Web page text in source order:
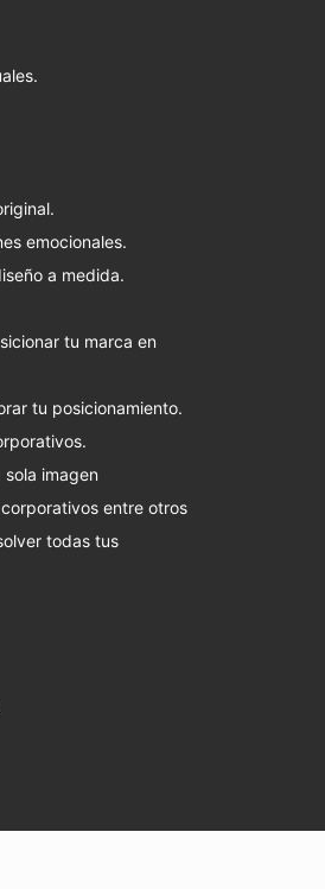
emocionales.
a medida.
tu marca en
tu posicionamiento.
imagen
entre otros
todas tus